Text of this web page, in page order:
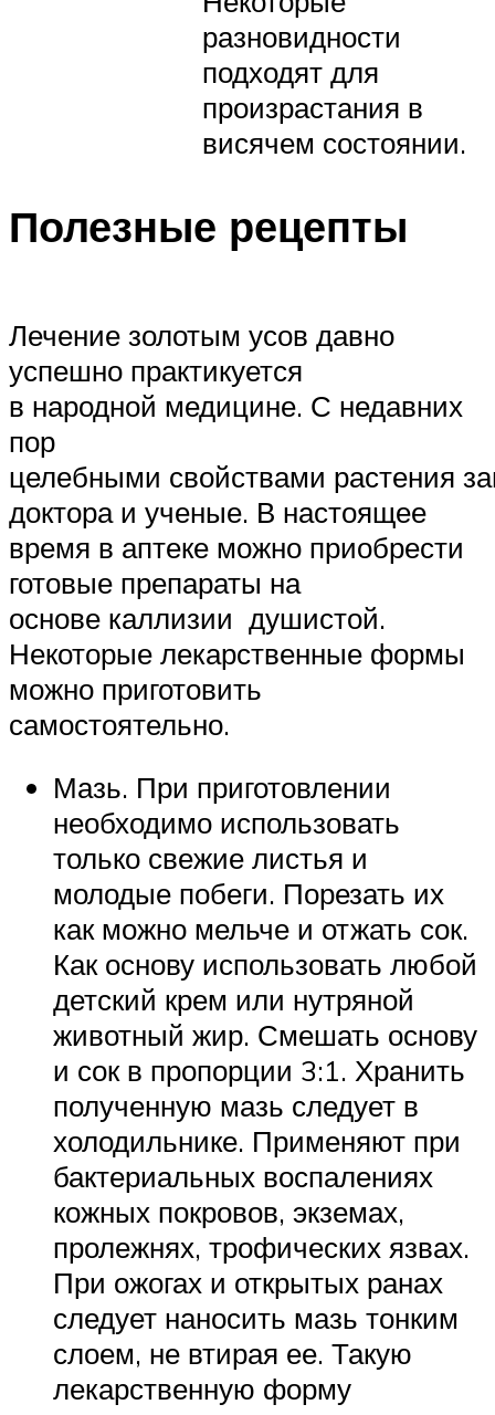
разновидности
подходят для
произрастания в
висячем состоянии.
Полезные рецепты
Лечение золотым усов давно
успешно практикуется
в народной медицине. С недавних
пор
целебными свойствами растения
доктора и ученые. В настоящее
время в аптеке можно приобрести
готовые препараты на
основе каллизии душистой.
Некоторые лекарственные формы
можно приготовить
самостоятельно.
Мазь. При приготовлении
необходимо использовать
только свежие листья и
молодые побеги. Порезать их
как можно мельче и отжать сок.
Как основу использовать любой
детский крем или нутряной
животный жир. Смешать основу
и сок в пропорции 3:1. Хранить
полученную мазь следует в
холодильнике. Применяют при
бактериальных воспалениях
кожных покровов, экземах,
пролежнях, трофических язвах.
При ожогах и открытых ранах
следует наносить мазь тонким
слоем, не втирая ее. Такую
лекарственную форму